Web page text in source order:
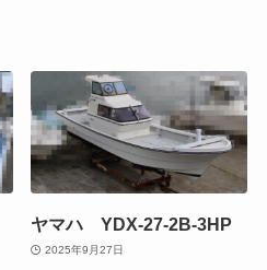
ヤマハ YDX-27-2B-3HP
2025年9月27日